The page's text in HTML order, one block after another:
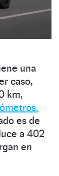
una
caso,
km,
es de
a 402
en